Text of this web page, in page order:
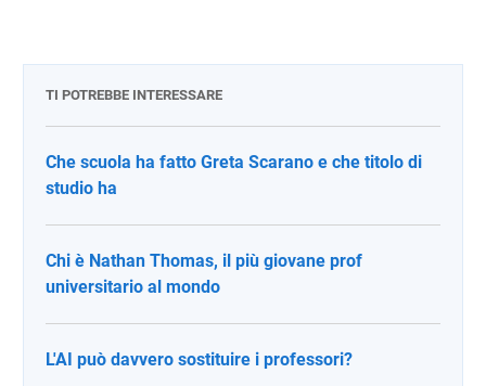
TI POTREBBE INTERESSARE
Che scuola ha fatto Greta Scarano e che titolo di
studio ha
Chi è Nathan Thomas, il più giovane prof
universitario al mondo
L'AI può davvero sostituire i professori?